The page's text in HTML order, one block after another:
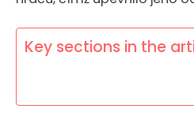
Key sections in the